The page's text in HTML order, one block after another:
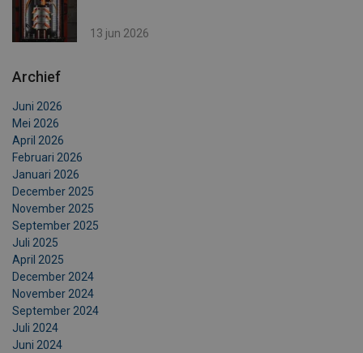
13 jun 2026
Archief
Juni 2026
Mei 2026
April 2026
Februari 2026
Januari 2026
December 2025
November 2025
September 2025
Juli 2025
April 2025
December 2024
November 2024
September 2024
Juli 2024
Juni 2024